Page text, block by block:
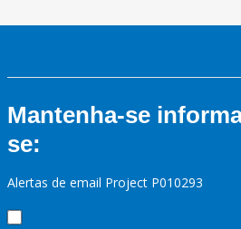
Mantenha-se
se:
Alertas de email Project P010293